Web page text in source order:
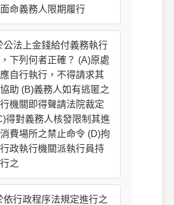
命義務人限期履行
公法上金錢給付義務執行
下列何者正確？ (A)原處
自行執行，不得請求其
助 (B)義務人如有逃匿之
機關即得聲請法院裁定
得對義務人核發限制其進
費場所之禁止命令 (D)拘
政執行機關派執行員持
之
依行政程序法規定進行之